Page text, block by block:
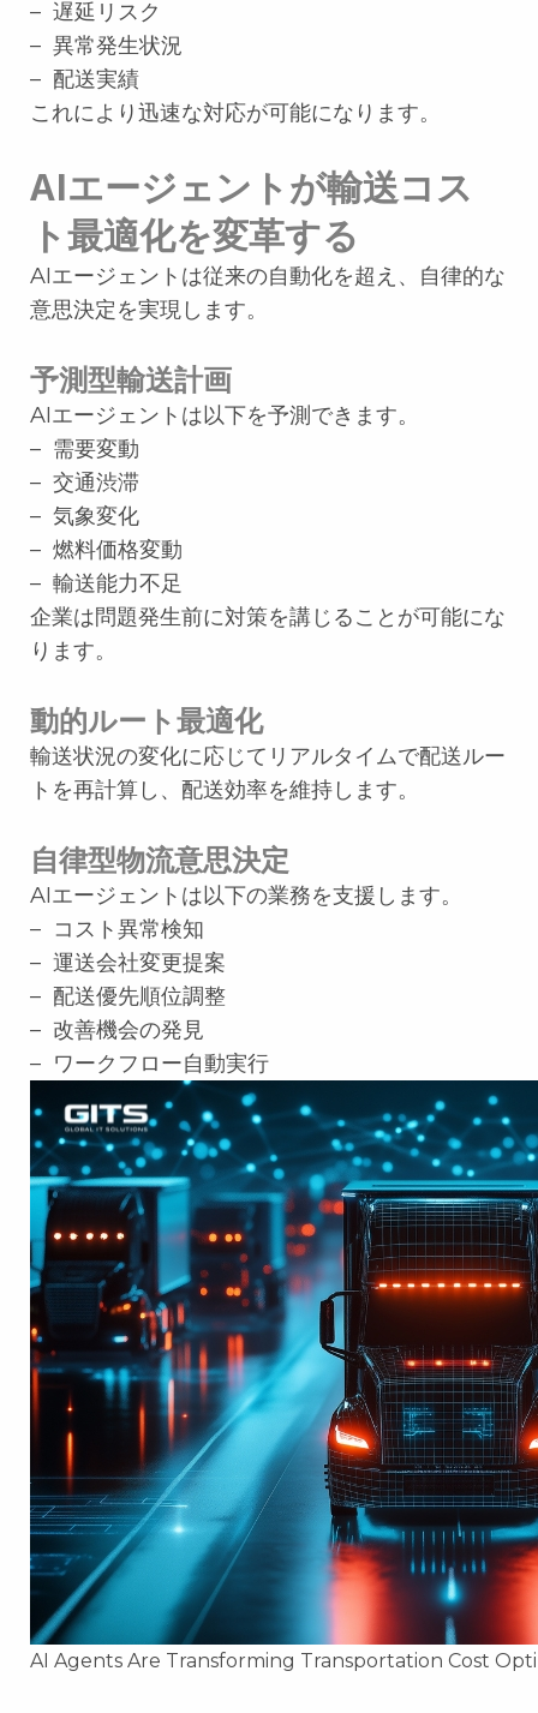
– 遅延リスク
– 異常発生状況
– 配送実績
これにより迅速な対応が可能になります。
AIエージェントが輸送コス
ト最適化を変革する
AIエージェントは従来の自動化を超え、自律的な
意思決定を実現します。
予測型輸送計画
AIエージェントは以下を予測できます。
– 需要変動
– 交通渋滞
– 気象変化
– 燃料価格変動
– 輸送能力不足
企業は問題発生前に対策を講じることが可能にな
ります。
動的ルート最適化
輸送状況の変化に応じてリアルタイムで配送ルー
トを再計算し、配送効率を維持します。
自律型物流意思決定
AIエージェントは以下の業務を支援します。
– コスト異常検知
– 運送会社変更提案
– 配送優先順位調整
– 改善機会の発見
– ワークフロー自動実行
AI Agents Are Transforming Transportation Cost